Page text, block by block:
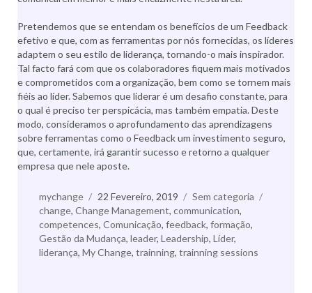
Pretendemos que se entendam os benefícios de um Feedback
efetivo e que, com as ferramentas por nós fornecidas, os líderes
adaptem o seu estilo de liderança, tornando-o mais inspirador.
Tal facto fará com que os colaboradores fiquem mais motivados
e comprometidos com a organização, bem como se tornem mais
fiéis ao líder. Sabemos que liderar é um desafio constante, para
o qual é preciso ter perspicácia, mas também empatia. Deste
modo, consideramos o aprofundamento das aprendizagens
sobre ferramentas como o Feedback um investimento seguro,
que, certamente, irá garantir sucesso e retorno a qualquer
empresa que nele aposte.
Autor
mychange
Publicado
a
22 Fevereiro, 2019 Categorias
Sem categoria
change, Change Management, communication,
competences, Comunicação, feedback, formação,
Gestão da Mudança, leader, Leadership, Líder,
liderança, My Change, trainning, trainning sessions